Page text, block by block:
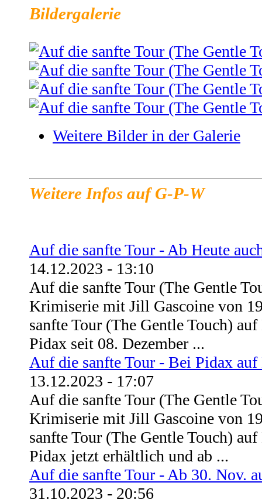
Bildergalerie
Weitere Bilder in der Galerie
Weitere Infos auf G-P-W
Auf die sanfte Tour - Ab Heute
14.12.2023 - 13:10
Auf die sanfte Tour (The Gentle
Krimiserie mit Jill Gascoine von
sanfte Tour (The Gentle Touch)
Pidax seit 08. Dezember ...
Auf die sanfte Tour - Bei Pidax
13.12.2023 - 17:07
Auf die sanfte Tour (The Gentle
Krimiserie mit Jill Gascoine von
sanfte Tour (The Gentle Touch)
Pidax jetzt erhältlich und ab ...
Auf die sanfte Tour - Ab 30. Nov.
31.10.2023 - 20:56